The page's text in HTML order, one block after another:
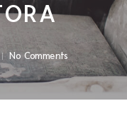
No Comments